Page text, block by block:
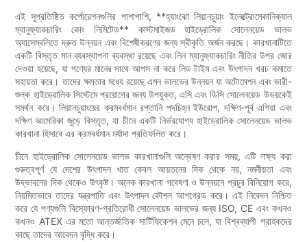
এই সুপ্রতিষ্ঠিত কর্পোরেশনগুলির পাশাপাশি, **হ্যাংঝো লিয়ানচুয়াং ইলেক্ট্রোমেকানিক্যাল
ম্যানুফ্যাকচারিং কোং লিমিটেড** কাস্টমাইজড হাইড্রোলিক সোলেনয়েড ভালভ
অ্যাসেম্বলিতে দ্রুত উন্নয়ন এবং বিশেষীকরণের জন্য স্বীকৃতি অর্জন করছে। কারখানাটিতে
একটি বিস্তৃত মান ব্যবস্থাপনা ব্যবস্থা রয়েছে এবং লিন ম্যানুফ্যাকচারিং নীতির উপর জোর
দেওয়া হয়েছে, যা পণ্যের মানের সাথে আপস না করে লিড টাইম এবং উৎপাদন খরচ কমাতে
সহায়তা করে। তাদের ক্ষমতার মধ্যে রয়েছে এমন ভালভের উন্নয়ন যা অটোমেশন এবং ভারী-
শুল্ক হাইড্রোলিক সিস্টেমে প্রয়োগের জন্য উপযুক্ত, এসি এবং ডিসি সোলেনয়েড উভয়কেই
সমর্থন করে। লিয়ানচুয়াংয়ের ক্রমবর্ধমান রপ্তানি পদচিহ্ন ইউরোপ, দক্ষিণ-পূর্ব এশিয়া এবং
দক্ষিণ আমেরিকা জুড়ে বিস্তৃত, যা চীনে একটি নির্ভরযোগ্য হাইড্রোলিক সোলেনয়েড ভালভ
কারখানা হিসাবে এর ক্রমবর্ধমান মর্যাদা প্রতিফলিত করে।
চীনে হাইড্রোলিক সোলেনয়েড ভালভ কারখানাগুলি অন্বেষণ করার সময়, এটি লক্ষ্য করা
গুরুত্বপূর্ণ যে দেশের উৎপাদন খাত কেবল আয়তনের দিক থেকে নয়, নমনীয়তা এবং
উদ্ভাবনের দিক থেকেও উৎকৃষ্ট। অনেক কারখানা গবেষণা ও উন্নয়নে প্রচুর বিনিয়োগ করে,
নিয়মিতভাবে তাদের যন্ত্রপাতি এবং উৎপাদন কৌশল আপগ্রেড করে। এই নিবেদন নিশ্চিত
করে যে পণ্যগুলি বিস্ফোরণ-প্রতিরোধী সোলেনয়েড ভালভের জন্য ISO, CE এবং কখনও
কখনও ATEX এর মতো আন্তর্জাতিক সার্টিফিকেশন মেনে চলে, যা বিশ্বব্যাপী গ্রাহকদের
কাছে তাদের আবেদন বৃদ্ধি করে।